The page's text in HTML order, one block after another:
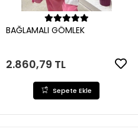
Sepete Ekle
BAĞLAMALI GÖMLEK
2.860,79 TL
Sepete Ekle